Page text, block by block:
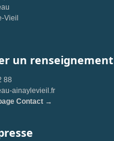
Vieil
un renseignement
88
ainaylevieil.fr
Contact →